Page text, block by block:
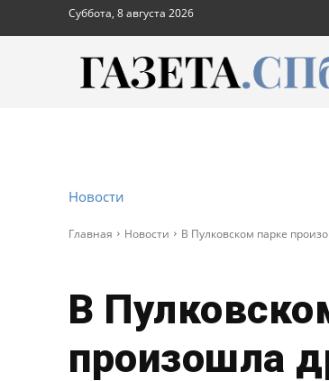
Суббота, 8 августа 2026
Новости
Главная Новости В Пулковском парке
В
произошла